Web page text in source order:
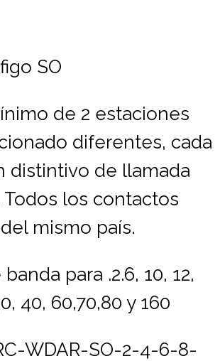
SO
de 2 estaciones
diferentes, cada
distintivo de llamada
los contactos
mismo país.
para .2.6, 10, 12,
40, 60,70,80 y 160
WDAR-SO-2-4-6-8-